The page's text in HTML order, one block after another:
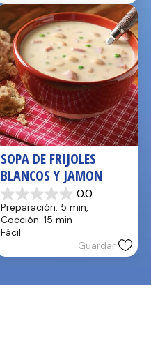
SOPA DE FRIJOLES
BLANCOS Y JAMON
0.0
0.0
de
5
estrellas.
Preparación: 5 min,
Cocción: 15 min
Fácil
Guardar